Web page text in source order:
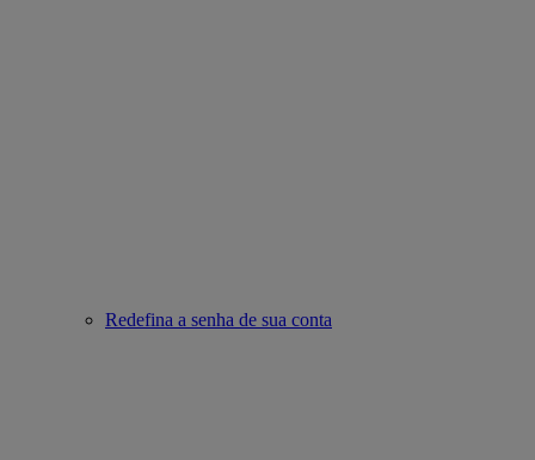
Redefina a senha de sua conta